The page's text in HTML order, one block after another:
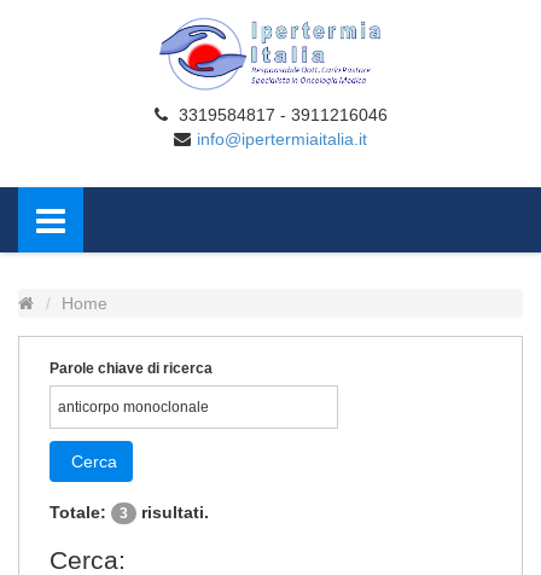
3319584817 - 3911216046
info@ipertermiaitalia.it
Home
Parole chiave di ricerca
Cerca
Totale: 3 risultati.
Cerca: